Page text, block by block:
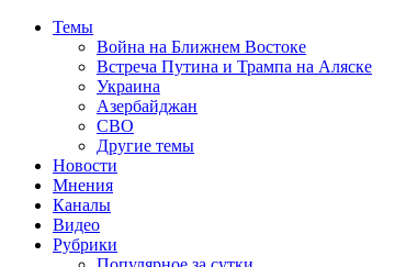
Темы
Война на Ближнем Востоке
Встреча Путина и Трампа на Аляске
Украина
Азербайджан
СВО
Другие темы
Новости
Мнения
Каналы
Видео
Рубрики